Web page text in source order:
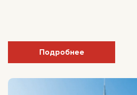
Подробнее